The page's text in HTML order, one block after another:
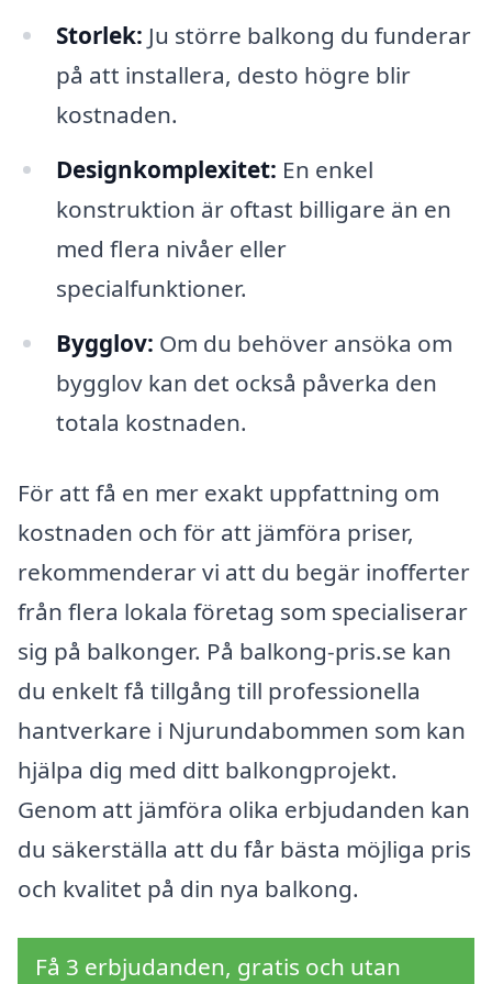
Storlek: Ju större balkong du funderar
på att installera, desto högre blir
kostnaden.
Designkomplexitet: En enkel
konstruktion är oftast billigare än en
med flera nivåer eller
specialfunktioner.
Bygglov: Om du behöver ansöka om
bygglov kan det också påverka den
totala kostnaden.
För att få en mer exakt uppfattning om
kostnaden och för att jämföra priser,
rekommenderar vi att du begär inofferter
från flera lokala företag som specialiserar
sig på balkonger. På balkong-pris.se kan
du enkelt få tillgång till professionella
hantverkare i Njurundabommen som kan
hjälpa dig med ditt balkongprojekt.
Genom att jämföra olika erbjudanden kan
du säkerställa att du får bästa möjliga pris
och kvalitet på din nya balkong.
Få 3 erbjudanden, gratis och utan